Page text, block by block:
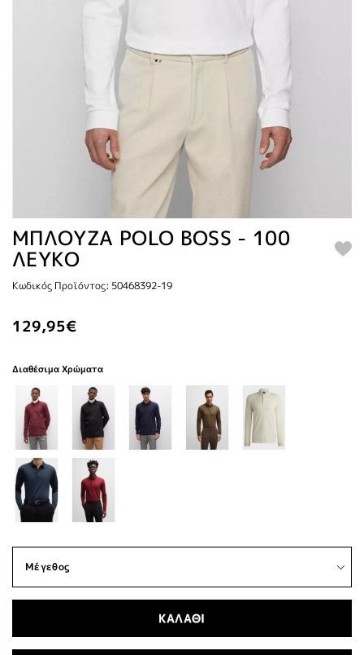
ΜΠΛΟΥΖΑ POLO BOSS - 100
ΛΕΥΚΟ
Κωδικός Προϊόντος: 50468392-19
129,95€
Διαθέσιμα Χρώματα
ΚΑΛΑΘΙ